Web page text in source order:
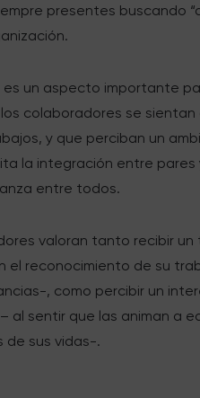
presentes buscando
es un aspecto importante
colaboradores se sientan
y que perciban un
la integración entre pares
entre todos.
valoran tanto recibir
el reconocimiento de su
, como percibir un
al sentir que las animan a
de sus vidas-.